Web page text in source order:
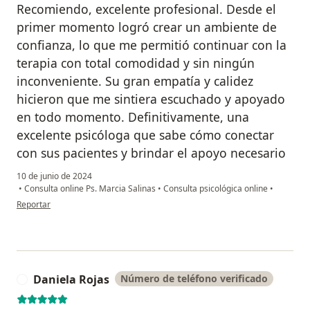
Recomiendo, excelente profesional. Desde el
primer momento logró crear un ambiente de
confianza, lo que me permitió continuar con la
terapia con total comodidad y sin ningún
inconveniente. Su gran empatía y calidez
hicieron que me sintiera escuchado y apoyado
en todo momento. Definitivamente, una
excelente psicóloga que sabe cómo conectar
con sus pacientes y brindar el apoyo necesario
10 de junio de 2024
• Consulta online Ps. Marcia Salinas • Consulta psicológica online •
en opinión del usuario Camila
Reportar
Daniela Rojas Número de teléfono verificado